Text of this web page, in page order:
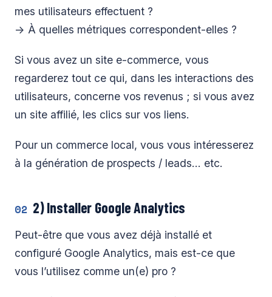
mes utilisateurs effectuent ?
-> À quelles métriques correspondent-elles ?
Si vous avez un site e-commerce, vous
regarderez tout ce qui, dans les interactions des
utilisateurs, concerne vos revenus ; si vous avez
un site affilié, les clics sur vos liens.
Pour un commerce local, vous vous intéresserez
à la génération de prospects / leads… etc.
02 2) Installer Google Analytics
Peut-être que vous avez déjà installé et
configuré Google Analytics, mais est-ce que
vous l’utilisez comme un(e) pro ?